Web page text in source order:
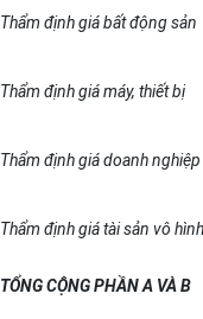
Thẩm định giá bất động sản
Thẩm định giá máy, thiết bị
Thẩm định giá doanh nghiệp
Thẩm định giá tài sản vô hình
TỔNG CỘNG PHẦN A VÀ B